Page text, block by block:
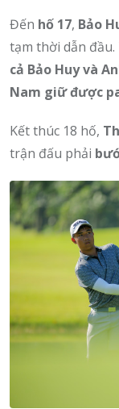
Đến hố 17, Bảo
tạm thời dẫn
cả Bảo Huy và
Nam giữ được
Kết thúc 18 hố,
trận đấu phải